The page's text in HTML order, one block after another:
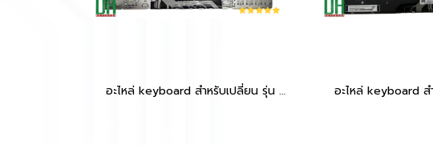
อะไหล่ keyboard สำหรับเปลี่ยน รุ่น Victus 16-D 16T-D 16-R 16-E 16-S TPN-Q263 TPN-Q264,Victus 15-FB 15-FB0015NR FB1013DX,15-FA 15-FB ไม่มีไฟ